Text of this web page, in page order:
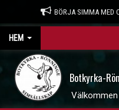
BÖRJA SIMMA MED
HEM
Botkyrka-